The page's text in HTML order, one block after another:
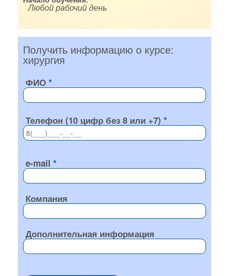
Любой рабочий день
Получить информацию о курсе:
хирургия
ФИО
Телефон (10 цифр без 8 или +7)
e-mail
Компания
Дополнительная информация